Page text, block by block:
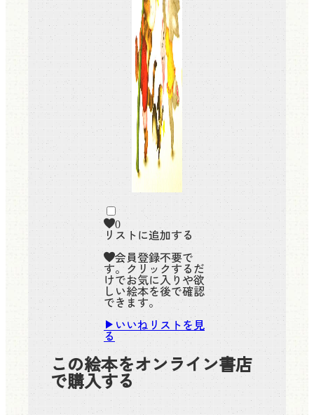
0
リストに追加する
会員登録不要で
す。クリックするだ
けでお気に入りや欲
しい絵本を後で確認
できます。
いいねリストを見
る
この絵本をオンライン書店
で購入する